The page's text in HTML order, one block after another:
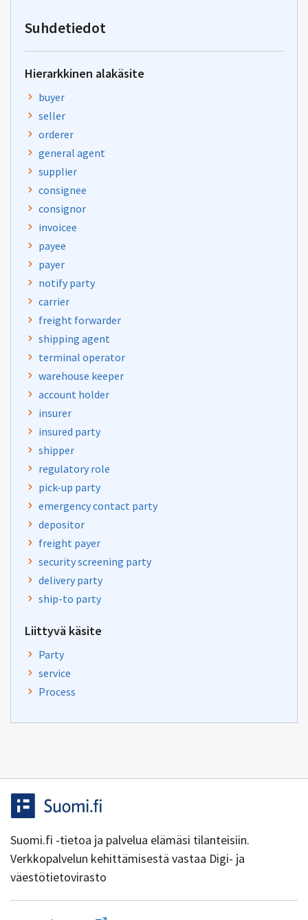
Suhdetiedot
Hierarkkinen alakäsite
buyer
seller
orderer
general agent
supplier
consignee
consignor
invoicee
payee
payer
notify party
carrier
freight forwarder
shipping agent
terminal operator
warehouse keeper
account holder
insurer
insured party
shipper
regulatory role
pick-up party
emergency contact party
depositor
freight payer
security screening party
delivery party
ship-to party
Liittyvä käsite
Party
service
Process
Suomi.fi -tietoa ja palvelua elämäsi tilanteisiin.
Verkkopalvelun kehittämisestä vastaa Digi- ja
väestötietovirasto